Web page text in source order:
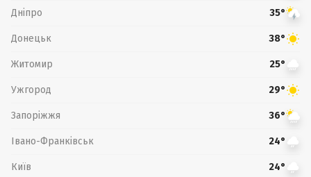
Дніпро 35°
Донецьк 38°
Житомир 25°
Ужгород 29°
Запоріжжя 36°
Івано-Франківськ 24°
Київ 24°